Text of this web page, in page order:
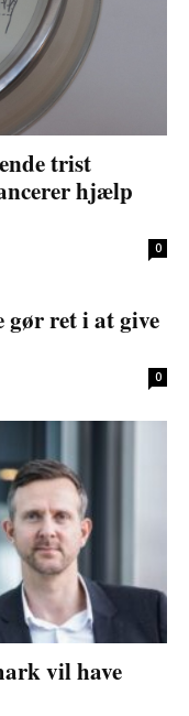
trist
hjælp
0
ret i at give
0
vil have